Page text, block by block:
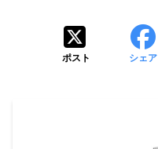
ポスト シェア